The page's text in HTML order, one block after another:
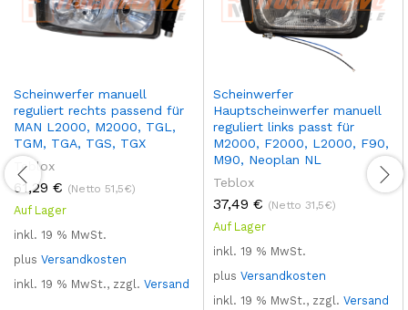
Scheinwerfer manuell
reguliert rechts passend für
MAN L2000, M2000, TGL,
TGM, TGA, TGS, TGX
Teblox
61,29 € (Netto 51,5€)
Auf Lager
inkl. 19 % MwSt.
plus Versandkosten
inkl. 19 % MwSt., zzgl. Versand
Scheinwerfer
Hauptscheinwerfer manuell
reguliert links passt für
M2000, F2000, L2000, F90,
M90, Neoplan NL
Teblox
37,49 € (Netto 31,5€)
Auf Lager
inkl. 19 % MwSt.
plus Versandkosten
inkl. 19 % MwSt., zzgl. Versand